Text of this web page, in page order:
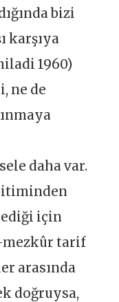
bizi
karşıya
1960)
ne de
daha var.
için
tarif
arasında
doğruysa,